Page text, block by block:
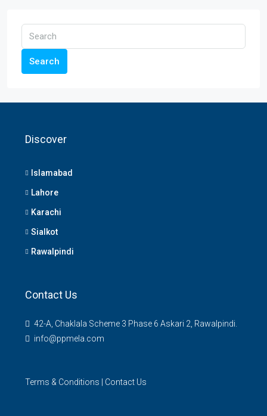
Search
Discover
Islamabad
Lahore
Karachi
Sialkot
Rawalpindi
Contact Us
42-A, Chaklala Scheme 3 Phase 6 Askari 2, Rawalpindi.
info@ppmela.com
Terms & Conditions Contact Us